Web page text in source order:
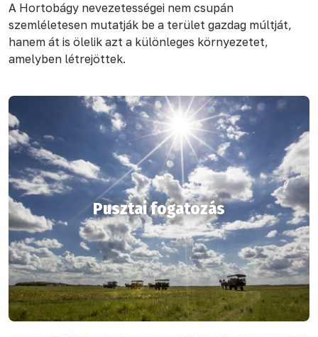
A Hortobágy nevezetességei nem csupán
szemléletesen mutatják be a terület gazdag múltját,
hanem át is ölelik azt a különleges környezetet,
amelyben létrejöttek.
Pusztai fogatozás